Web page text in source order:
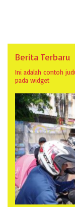
Berita Terbaru
Ini adalah contoh
pada widget